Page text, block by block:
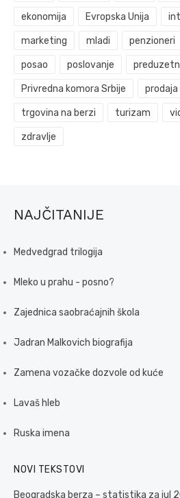
ekonomija Evropska Unija
marketing mladi penzioneri
posao poslovanje
Privredna komora Srbije prodaja
trgovina na berzi turizam
zdravlje
NAJČITANIJE
Medvedgrad trilogija
Mleko u prahu - posno?
Zajednica saobraćajnih škola
Jadran Malkovich biografija
Zamena vozačke dozvole od kuće
Lavaš hleb
Ruska imena
NOVI TEKSTOVI
Beogradska berza – statistika za jul